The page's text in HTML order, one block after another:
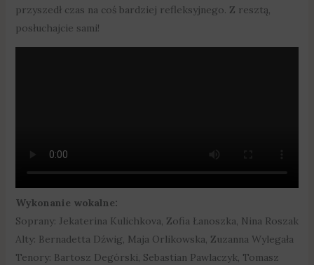
przyszedł czas na coś bardziej refleksyjnego. Z resztą,
posłuchajcie sami!
Wykonanie wokalne:
Soprany: Jekaterina Kulichkova, Zofia Łanoszka, Nina Roszak
Alty: Bernadetta Dźwig, Maja Orlikowska, Zuzanna Wylegała
Tenory: Bartosz Degórski, Sebastian Pawlaczyk, Tomasz